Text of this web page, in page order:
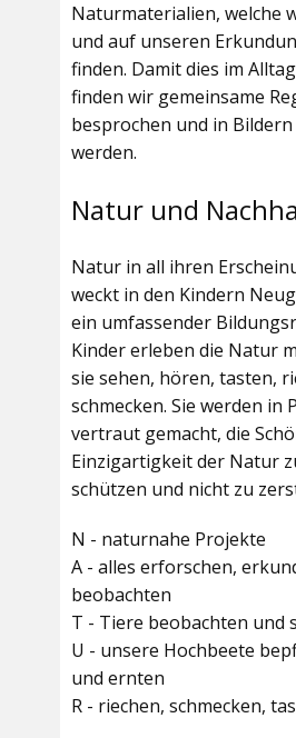
Naturmaterialien, welche
und auf unseren
finden. Damit dies im
finden wir gemeinsame
besprochen und in
werden.
Natur und
Natur in all ihren
weckt in den Kindern
ein umfassender
Kinder erleben die Natur
sie sehen, hören, tasten,
schmecken. Sie werden in
vertraut gemacht, die
Einzigartigkeit der Natur
schützen und nicht zu
N - naturnahe Projekte
A - alles erforschen,
beobachten
T - Tiere beobachten und
U - unsere Hochbeete
und ernten
R - riechen, schmecken,